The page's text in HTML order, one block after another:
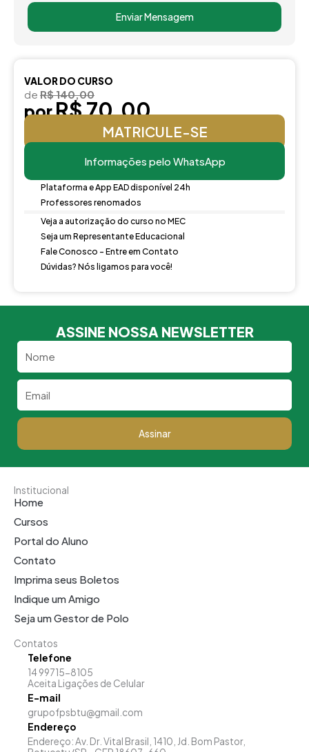
Enviar Mensagem
VALOR DO CURSO
de R$ 140,00
porR$ 70,00
MATRICULE-SE
Informações pelo WhatsApp
Plataforma e App EAD disponível 24h
Professores renomados
Veja a autorização do curso no MEC
Seja um Representante Educacional
Fale Conosco - Entre em Contato
Dúvidas? Nós ligamos para você!
ASSINE NOSSA NEWSLETTER
Assinar
Institucional
Home
Cursos
Portal do Aluno
Contato
Imprima seus Boletos
Indique um Amigo
Seja um Gestor de Polo
Contatos
Telefone
14 99715-8105
Aceita Ligações de Celular
E-mail
grupofpsbtu@gmail.com
Endereço
Endereço: Av. Dr. Vital Brasil, 1410, Jd. Bom Pastor,